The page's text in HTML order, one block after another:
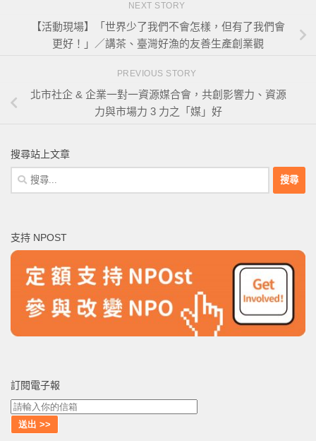
NEXT STORY
【活動現場】「世界少了我們不會怎樣，但有了我們會
更好！」／講茶、臺灣好漁的友善生產創業觀
PREVIOUS STORY
北市社企 & 企業一對一資源媒合會，共創影響力、資源
力與市場力 3 力之「媒」好
搜尋站上文章
搜
尋
字:
支持 NPOST
訂閱電子報